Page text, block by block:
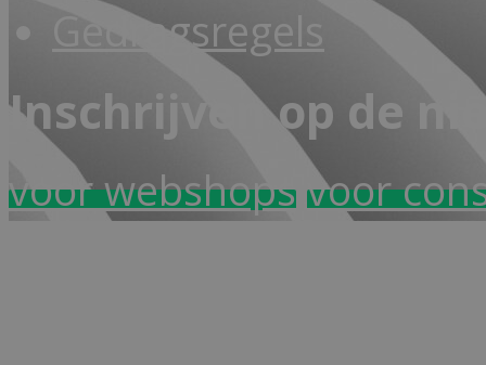
Gedragsregels
Inschrijven op de
voor webshopsvoor